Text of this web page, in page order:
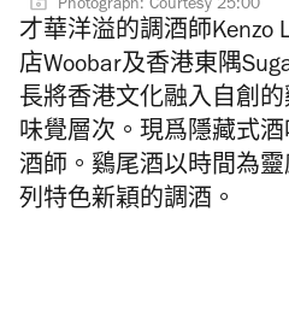
Photograph: Courtesy 25:00
才華洋溢的調酒師Kenzo
店Woobar及香港東隅
長將香港文化融入自創
味覺層次。現爲隱藏式酒
酒師。鷄尾酒以時間為
列特色新穎的調酒。